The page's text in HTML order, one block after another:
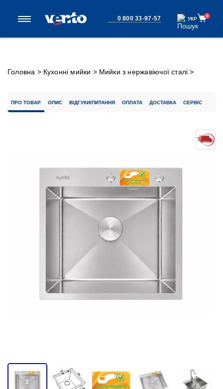
0 800 33-97-57 УКР
УКР 0
Головна > Кухонні мийки > Мийки з нержавіючої сталі >
ПРО ТОВАР ОПИС ВІДГУКИ/ПИТАННЯ ОПЛАТА ДОСТАВКА СЕРВІС